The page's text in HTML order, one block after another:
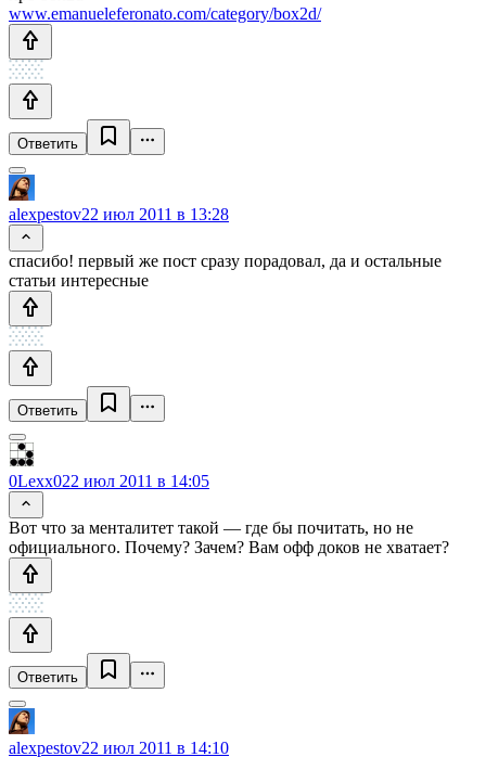
www.emanueleferonato.com/category/box2d/
Ответить
alexpestov22 июл 2011 в 13:28
спасибо! первый же пост сразу порадовал, да и остальные
статьи интересные
Ответить
0Lexx022 июл 2011 в 14:05
Вот что за менталитет такой — где бы почитать, но не
официального. Почему? Зачем? Вам офф доков не хватает?
Ответить
alexpestov22 июл 2011 в 14:10